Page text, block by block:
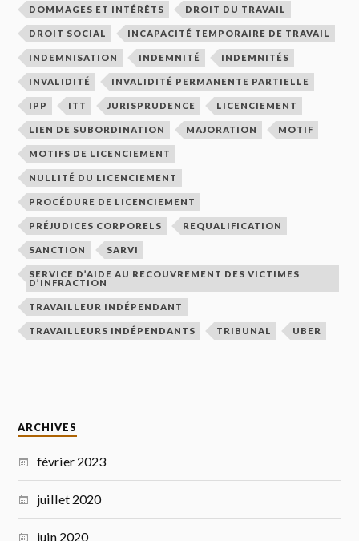
DOMMAGES ET INTÉRÊTS DROIT DU TRAVAIL
DROIT SOCIAL INCAPACITÉ TEMPORAIRE DE TRAVAIL
INDEMNISATION INDEMNITÉ INDEMNITÉS
INVALIDITÉ INVALIDITÉ PERMANENTE PARTIELLE
IPP ITT JURISPRUDENCE LICENCIEMENT
LIEN DE SUBORDINATION MAJORATION MOTIF
MOTIFS DE LICENCIEMENT
NULLITÉ DU LICENCIEMENT
PROCÉDURE DE LICENCIEMENT
PRÉJUDICES CORPORELS REQUALIFICATION
SANCTION SARVI
SERVICE D’AIDE AU RECOUVREMENT DES VICTIMES
D’INFRACTION
TRAVAILLEUR INDÉPENDANT
TRAVAILLEURS INDÉPENDANTS TRIBUNAL UBER
ARCHIVES
février 2023
juillet 2020
juin 2020